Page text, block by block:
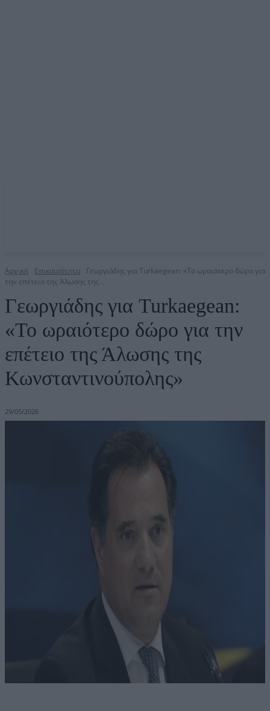
Αρχική Επικαιρότητα
Γεωργιάδης για Turkaegean: «Το ωραιότερο δώρο για
την επέτειο της Άλωσης της...
Γεωργιάδης για Turkaegean:
«Το ωραιότερο δώρο για την
επέτειο της Άλωσης της
Κωνσταντινούπολης»
29/05/2026